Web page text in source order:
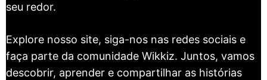
seu redor.
Explore nosso site, siga-nos nas redes sociais e
faça parte da comunidade Wikkiz. Juntos, vamos
descobrir, aprender e compartilhar as histórias